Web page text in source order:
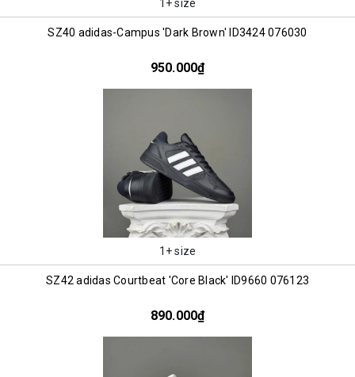
1+ size
SZ40 adidas-Campus 'Dark Brown' ID3424 076030
950.000₫
1+ size
SZ42 adidas Courtbeat 'Core Black' ID9660 076123
890.000₫